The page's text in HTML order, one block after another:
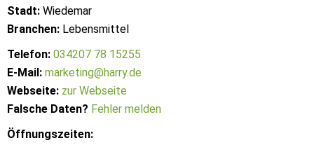
Stadt: Wiedemar
Branchen: Lebensmittel
Telefon: 034207 78 15255
E-Mail: marketing@harry.de
Webseite: zur Webseite
Falsche Daten? Fehler melden
Öffnungszeiten: